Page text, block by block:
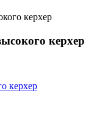
керхер
керхер